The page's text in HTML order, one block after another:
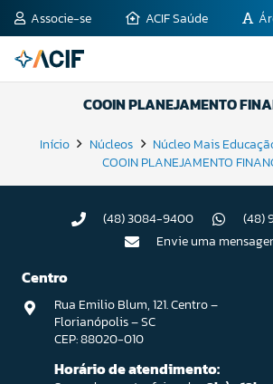
Associe-se ACIF Saúde
COOIN PLANEJAMENTO
Início Núcleos
Núcleo Mais
COOIN PLANEJAMENTO
(48) 3084-9400
(48)
Envie uma
Centro
Rua Emilio Blum, 121. Centro –
Florianópolis – SC
CEP: 88020-010
Horário de atendimento: